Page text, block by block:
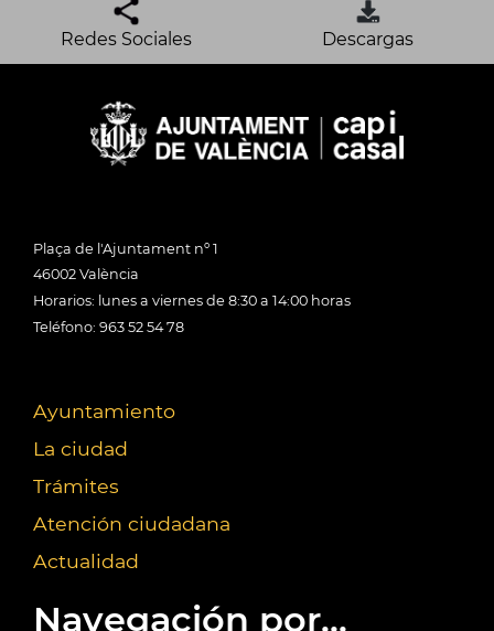
Redes Sociales Descargas
Plaça de l'Ajuntament nº 1
46002 València
Horarios: lunes a viernes de 8:30 a 14:00 horas
Teléfono: 963 52 54 78
Ayuntamiento
La ciudad
Trámites
Atención ciudadana
Actualidad
Navegación por...